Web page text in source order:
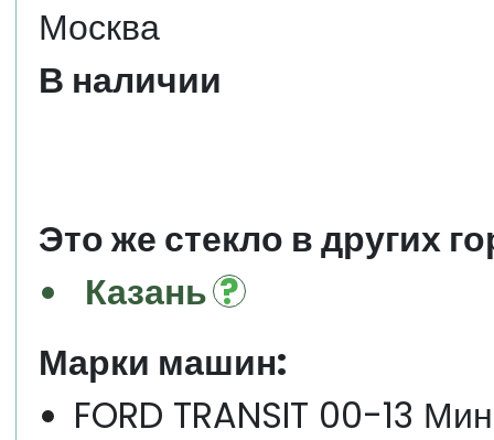
Москва
В наличии
Это же стекло в других
Казань
Марки машин:
FORD TRANSIT 00-13